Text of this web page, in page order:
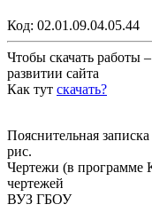
Код: 02.01.09.04.05.44
Чтобы скачать работы –
развитии сайта
Как тут скачать?
Пояснительная
рис.
Чертежи (в программе
чертежей
ВУЗ ГБОУ